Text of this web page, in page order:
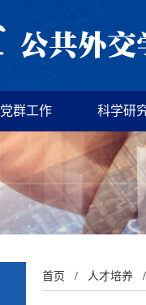
党群工作 科学研
首页 / 人才培养